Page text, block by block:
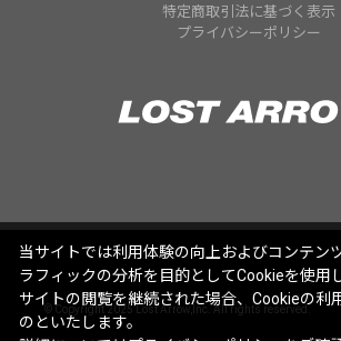
特定商取引法に基づく表示
プライバシーポリシー
© Copyright 2025 Lost Arrow,Inc. All rights reserved.
当サイトでは利用体験の向上およびコンテン
ラフィックの分析を目的としてCookieを使用
サイトの閲覧を継続された場合、Cookieの利
のといたします。